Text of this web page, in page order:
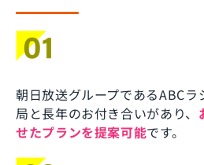
朝日放送グループであるABC
局と長年のお付き合いがあり、
せたプランを提案可能です。